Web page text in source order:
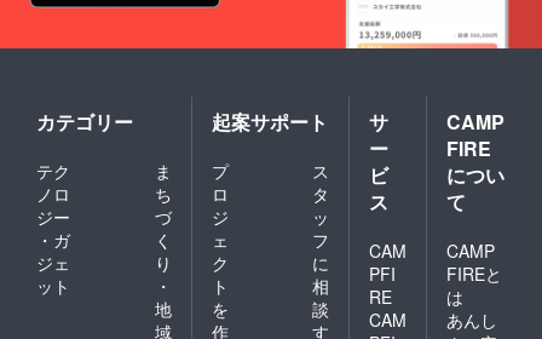
カテゴリー
テク
ノロ
ジー
・ガ
ジェ
ット
ま
ち
づ
く
り
・
地
域
起案サポート
プ
ロ
ジ
ェ
ク
ト
を
作
ス
タ
ッ
フ
に
相
談
す
サ
ー
ビ
ス
CAM
PFI
RE
CAM
CAMP
FIRE
につい
て
CAMP
FIREと
は
あんし